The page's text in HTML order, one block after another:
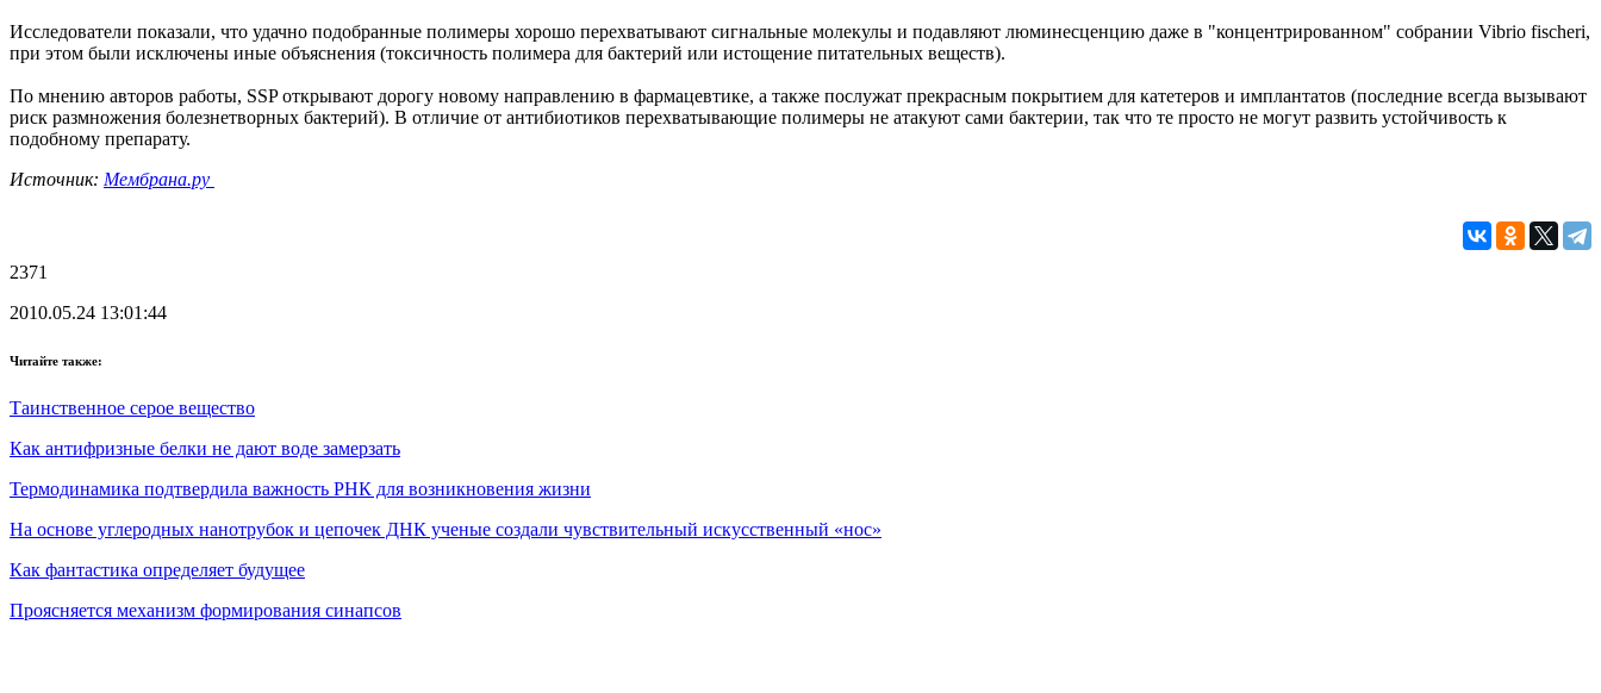
Исследователи показали, что удачно подобранные полимеры хорошо перехватывают сигнальные молекулы и подавляют люминесценцию даже в "концентрированном" собрании Vibrio fischeri,
при этом были исключены иные объяснения (токсичность полимера для бактерий или истощение питательных веществ).
По мнению авторов работы, SSP открывают дорогу новому направлению в фармацевтике, а также послужат прекрасным покрытием для катетеров и имплантатов (последние всегда вызывают
риск размножения болезнетворных бактерий). В отличие от антибиотиков перехватывающие полимеры не атакуют сами бактерии, так что те просто не могут развить устойчивость к
подобному препарату.
Источник: Мембрана.ру
2371
2010.05.24 13:01:44
Читайте также:
Таинственное серое вещество
Как антифризные белки не дают воде замерзать
Термодинамика подтвердила важность РНК для возникновения жизни
На основе углеродных нанотрубок и цепочек ДНК ученые создали чувствительный искусственный «нос»
Как фантастика определяет будущее
Проясняется механизм формирования синапсов